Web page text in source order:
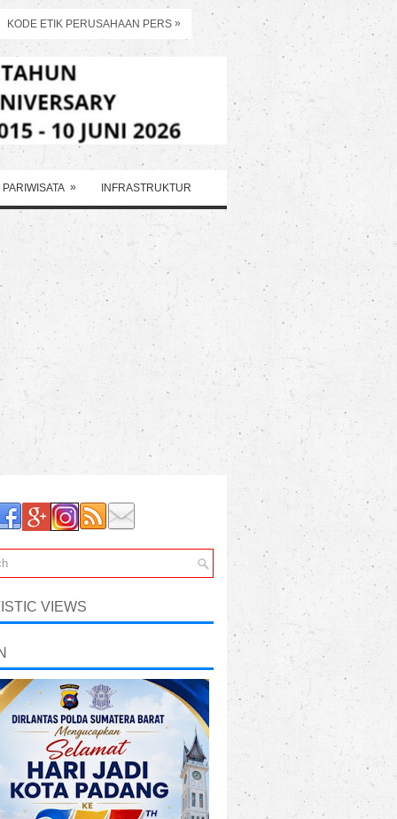
KODE ETIK PERUSAHAAN PERS »
PARIWISATA » INFRASTRUKTUR
VIEWS